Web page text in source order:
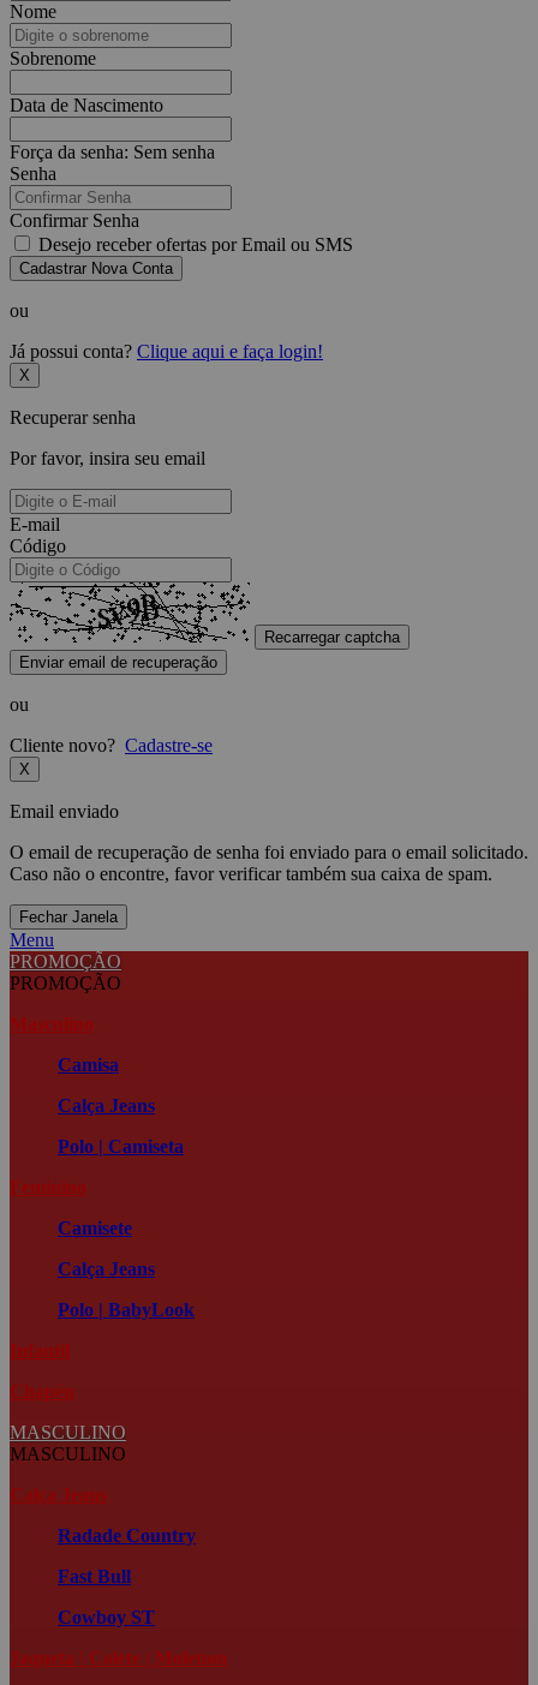
Nome
Sobrenome
Data de Nascimento
Força da senha: Sem senha
Senha
Confirmar Senha
Desejo receber ofertas por Email ou SMS
Cadastrar Nova Conta
ou
Já possui conta? Clique aqui e faça login!
X
Recuperar senha
Por favor, insira seu email
E-mail
Código
Recarregar captcha
Enviar email de recuperação
ou
Cliente novo? Cadastre-se
X
Email enviado
O email de recuperação de senha foi enviado para o email solicitado.
Caso não o encontre, favor verificar também sua caixa de spam.
Fechar Janela
Menu
PROMOÇÃO
PROMOÇÃO
Masculino
Camisa
Calça Jeans
Polo | Camiseta
Feminino
Camisete
Calça Jeans
Polo | BabyLook
Infantil
Chapéu
MASCULINO
MASCULINO
Calça Jeans
Radade Country
Fast Bull
Cowboy ST
Jaqueta | Colete | Moletom